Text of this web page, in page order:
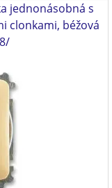
jednonásobná s
clonkami, béžová